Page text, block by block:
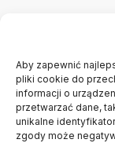
Aby zapewnić
pliki cookie do
informacji o
przetwarzać dane,
unikalne
zgody może